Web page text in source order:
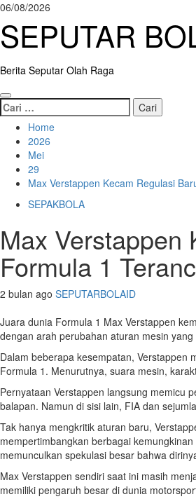
Skip
content
06/08/2026
SEPUTAR
Berita Seputar Olah Raga
Primary
Menu
Cari
untuk:
Home
2026
Mei
29
Max Verstappen Kecam Regulasi
SEPAKBOLA
Max Verstappen
Formula 1
2 bulan ago SEPUTARBOLAID
Juara dunia Formula 1 Max Verstappen
dengan arah perubahan aturan mesin
Dalam beberapa kesempatan, Verstappen
Formula 1. Menurutnya, suara mesin,
Pernyataan Verstappen langsung memicu
balapan. Namun di sisi lain, FIA dan
Tak hanya mengkritik aturan baru,
mempertimbangkan berbagai
memunculkan spekulasi besar bahwa
Max Verstappen sendiri saat ini masih
memiliki pengaruh besar di dunia